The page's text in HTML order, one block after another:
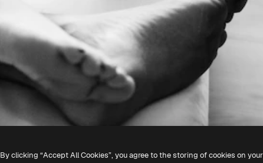
By clicking “Accept All Cookies”, you agree to the storing of cookies on